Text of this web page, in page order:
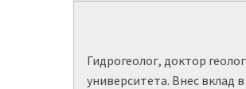
Гидрогеолог, доктор
университета. Внес вклад